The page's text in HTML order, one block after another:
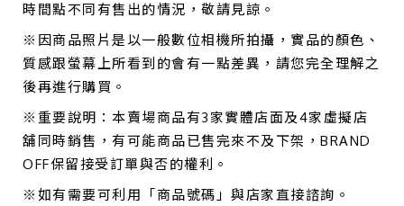
時間點不同有售出的情況，敬請見諒。
※因商品照片是以一般數位相機所拍攝，實品的顏色、
質感跟螢幕上所看到的會有一點差異，請您完全理解之
後再進行購買。
※重要說明：本賣場商品有3家實體店面及4家虛擬店
舖同時銷售，有可能商品已售完來不及下架，BRAND
OFF保留接受訂單與否的權利。
※如有需要可利用「商品號碼」與店家直接諮詢。